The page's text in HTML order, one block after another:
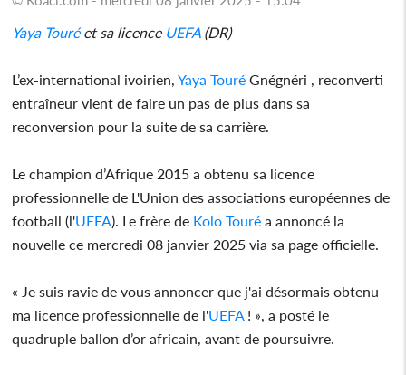
Yaya Touréet sa licence UEFA(DR)
L’ex-international ivoirien,Yaya Touré Gnégnéri , reconverti
entraîneur vient de faire un pas de plus dans sa
reconversion pour la suite de sa carrière.
Le champion d’Afrique 2015 a obtenu sa licence
professionnelle de L'Union des associations européennes de
football (l'UEFA). Le frère de Kolo Touré a annoncé la
nouvelle ce mercredi 08 janvier 2025 via sa page officielle.
« Je suis ravie de vous annoncer que j'ai désormais obtenu
ma licence professionnelle de l'UEFA ! », a posté le
quadruple ballon d’or africain, avant de poursuivre.